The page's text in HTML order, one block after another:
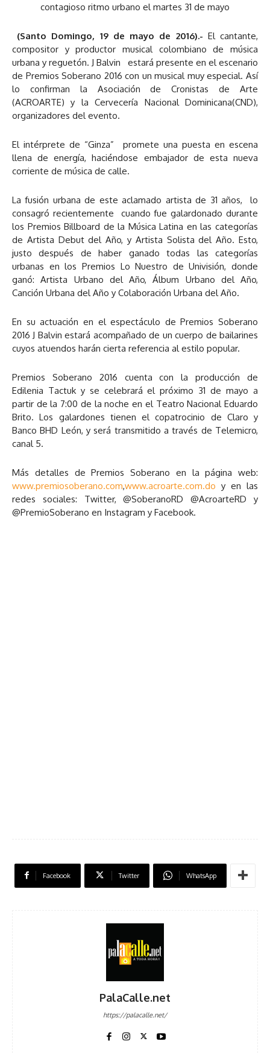
contagioso ritmo urbano el martes 31 de mayo
(Santo Domingo, 19 de mayo de 2016).- El cantante,
compositor y productor musical colombiano de música
urbana y reguetón. J Balvin estará presente en el escenario
de Premios Soberano 2016 con un musical muy especial. Así
lo confirman la Asociación de Cronistas de Arte
(ACROARTE) y la Cervecería Nacional Dominicana(CND),
organizadores del evento.
El intérprete de “Ginza” promete una puesta en escena
llena de energía, haciéndose embajador de esta nueva
corriente de música de calle.
La fusión urbana de este aclamado artista de 31 años, lo
consagró recientemente cuando fue galardonado durante
los Premios Billboard de la Música Latina en las categorías
de Artista Debut del Año, y Artista Solista del Año. Esto,
justo después de haber ganado todas las categorías
urbanas en los Premios Lo Nuestro de Univisión, donde
ganó: Artista Urbano del Año, Álbum Urbano del Año,
Canción Urbana del Año y Colaboración Urbana del Año.
En su actuación en el espectáculo de Premios Soberano
2016 J Balvin estará acompañado de un cuerpo de bailarines
cuyos atuendos harán cierta referencia al estilo popular.
Premios Soberano 2016 cuenta con la producción de
Edilenia Tactuk y se celebrará el próximo 31 de mayo a
partir de la 7:00 de la noche en el Teatro Nacional Eduardo
Brito. Los galardones tienen el copatrocinio de Claro y
Banco BHD León, y será transmitido a través de Telemicro,
canal 5.
Más detalles de Premios Soberano en la página web:
www.premiosoberano.com,www.acroarte.com.do y en las
redes sociales: Twitter, @SoberanoRD @AcroarteRD y
@PremioSoberano en Instagram y Facebook.
Facebook Twitter WhatsApp
PalaCalle.net
https://palacalle.net/